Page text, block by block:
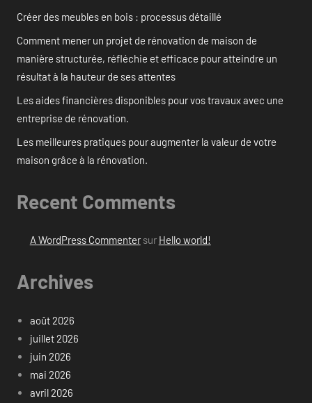
Créer des meubles en bois : processus détaillé
Comment mener un projet de rénovation de maison de
manière structurée, réfléchie et efficace pour atteindre un
résultat à la hauteur de ses attentes
Les aides financières disponibles pour vos travaux avec une
entreprise de rénovation.
Les meilleures pratiques pour augmenter la valeur de votre
maison grâce à la rénovation.
Recent Comments
A WordPress Commentersur Hello world!
Archives
août 2026
juillet 2026
juin 2026
mai 2026
avril 2026